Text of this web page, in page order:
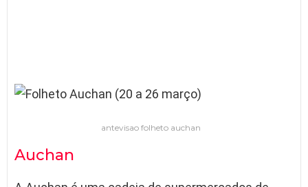
antevisao folheto auchan
Auchan